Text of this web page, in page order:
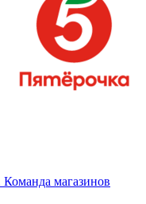
Команда магазинов